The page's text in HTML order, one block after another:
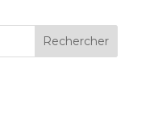
Rechercher